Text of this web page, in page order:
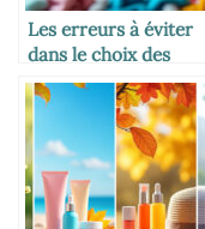
Les erreurs à éviter
dans le choix des
habits bébé